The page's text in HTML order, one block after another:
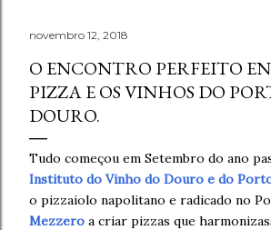
novembro 12, 2018
O ENCONTRO PERFEITO
PIZZA E OS VINHOS DO
DOURO.
Tudo começou em Setembro do ano
Instituto do Vinho do Douro e do
o pizzaiolo napolitano e radicado no
Mezzero a criar pizzas que